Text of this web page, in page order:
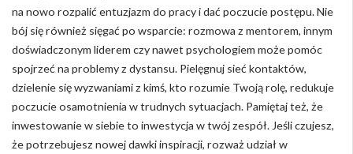
na nowo rozpalić entuzjazm do pracy i dać poczucie postępu. Nie
bój się również sięgać po wsparcie: rozmowa z mentorem, innym
doświadczonym liderem czy nawet psychologiem może pomóc
spojrzeć na problemy z dystansu. Pielęgnuj sieć kontaktów,
dzielenie się wyzwaniami z kimś, kto rozumie Twoją rolę, redukuje
poczucie osamotnienia w trudnych sytuacjach. Pamiętaj też, że
inwestowanie w siebie to inwestycja w twój zespół. Jeśli czujesz,
że potrzebujesz nowej dawki inspiracji, rozważ udział w